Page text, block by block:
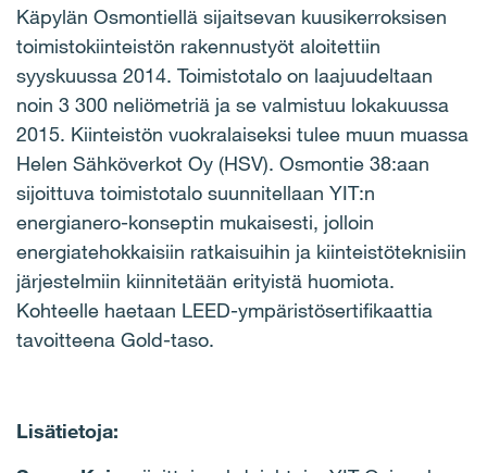
Käpylän Osmontiellä sijaitsevan kuusikerroksisen
toimistokiinteistön rakennustyöt aloitettiin
syyskuussa 2014. Toimistotalo on laajuudeltaan
noin 3 300 neliömetriä ja se valmistuu lokakuussa
2015. Kiinteistön vuokralaiseksi tulee muun muassa
Helen Sähköverkot Oy (HSV). Osmontie 38:aan
sijoittuva toimistotalo suunnitellaan YIT:n
energianero-konseptin mukaisesti, jolloin
energiatehokkaisiin ratkaisuihin ja kiinteistöteknisiin
järjestelmiin kiinnitetään erityistä huomiota.
Kohteelle haetaan LEED-ympäristösertifikaattia
tavoitteena Gold-taso.
Lisätietoja: